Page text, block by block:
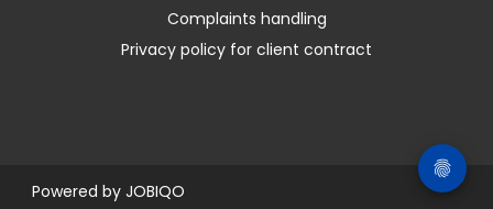
Complaints handling
Privacy policy for client contract
Powered by JOBIQO